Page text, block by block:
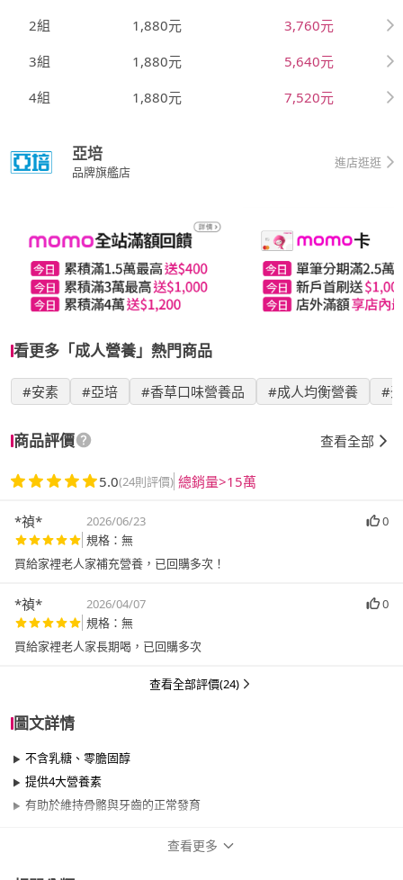
2組
1,880元
3,760元
3組
1,880元
5,640元
4組
1,880元 7,520元
亞培
品牌旗艦店
進店逛逛
看更多「成人營養」熱門商品
#安素 #亞培 #香草口味營養品 #成人均衡營養 #
商品評價 查看全部
5.0(24則評價) 總銷量>15萬
*禎* 2026/06/23
0
規格：無
買給家裡老人家補充營養￼，已回購多次￼！
*禎* 2026/04/07
0
規格：無
買給家裡老人家長期喝，已回購多次￼
查看全部評價(24)
圖文詳情
不含乳糖、零膽固醇
提供4大營養素
有助於維持骨骼與牙齒的正常發育
查看更多